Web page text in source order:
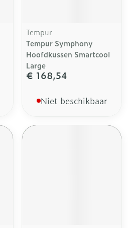
Tempur
Tempur Symphony
Hoofdkussen Smartcool
Large
€ 168,54
Niet beschikbaar